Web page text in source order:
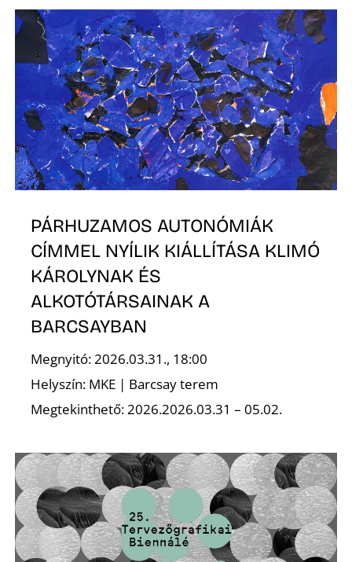
PÁRHUZAMOS AUTONÓMIÁK
CÍMMEL NYÍLIK KIÁLLÍTÁSA KLIMÓ
KÁROLYNAK ÉS
ALKOTÓTÁRSAINAK A
BARCSAYBAN
Megnyitó: 2026.03.31., 18:00
Helyszín: MKE | Barcsay terem
Megtekinthető: 2026.2026.03.31 – 05.02.